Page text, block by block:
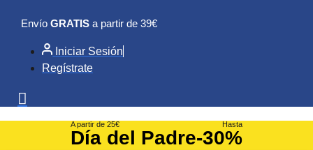
contenido
Envío GRATIS a partir de 39€
Iniciar Sesión
Regístrate
A partir de 25€
Día del Padre
Hasta
-30%